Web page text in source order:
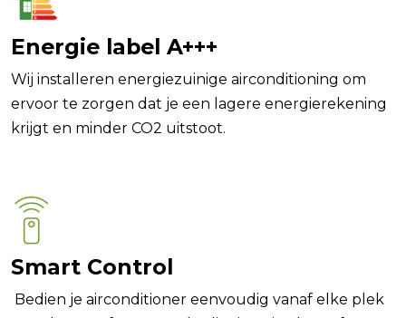
Energie label A+++
Wij installeren energiezuinige airconditioning om
ervoor te zorgen dat je een lagere energierekening
krijgt en minder CO2 uitstoot.
Smart Control
Bedien je airconditioner eenvoudig vanaf elke plek